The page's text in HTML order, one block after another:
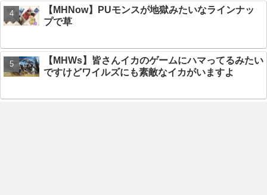
【MHNow】PUモンスが地獄みたいなラインナッ
プで草
【MHWs】皆さんイカのゲームにハマってるみたい
ですけどワイルズにも素敵なイカがいますよ